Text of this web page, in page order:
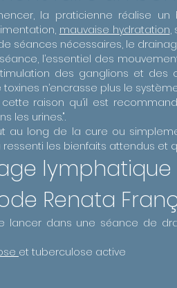
la praticienne réalise
mauvaise hydratation,
séances nécessaires, le
l’essentiel des
des ganglions et des
n’encrasse plus le
cette raison qu’il est
les urines.".
au long de la cure ou
les bienfaits attendus et
Renata
lancer dans une séance de
et tuberculose active